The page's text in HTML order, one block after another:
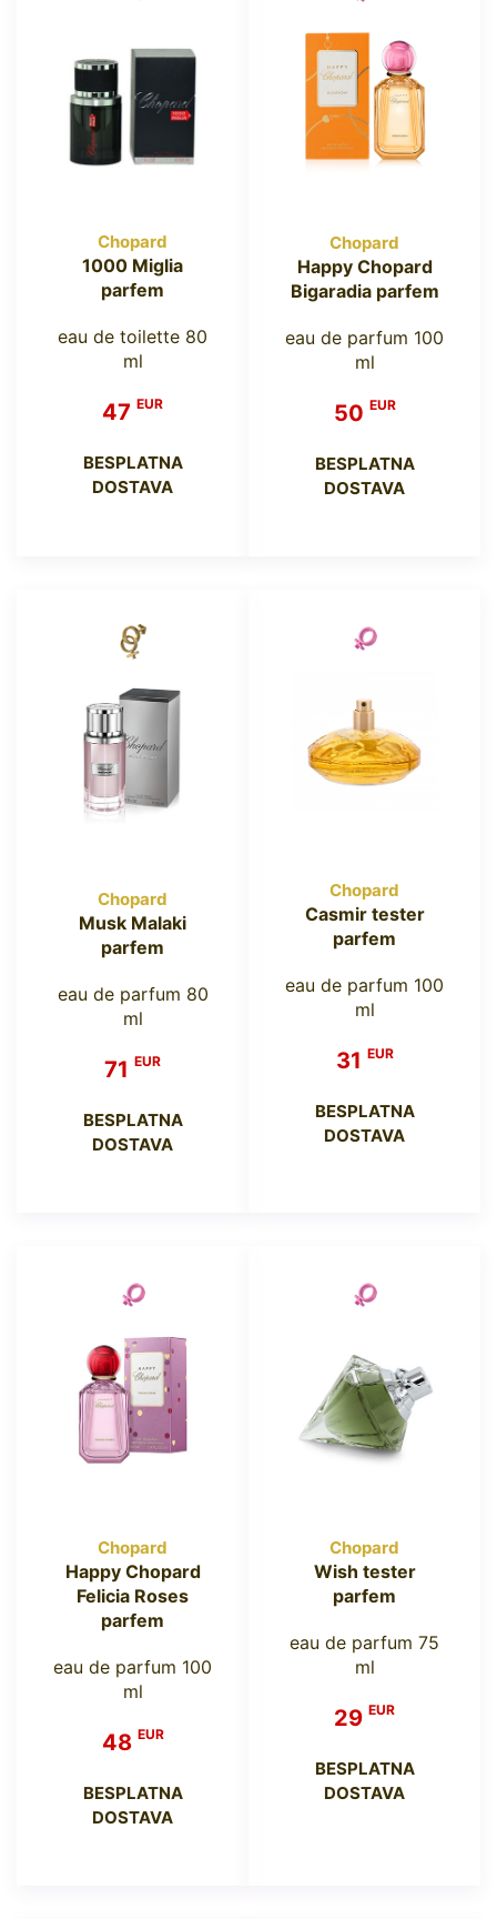
Chopard
1000 Miglia
parfem
eau de toilette 80
ml
47 EUR
BESPLATNA
DOSTAVA
Chopard
Happy Chopard
Bigaradia parfem
eau de parfum 100
ml
50 EUR
BESPLATNA
DOSTAVA
Chopard
Musk Malaki
parfem
eau de parfum 80
ml
71 EUR
BESPLATNA
DOSTAVA
Chopard
Casmir tester
parfem
eau de parfum 100
ml
31 EUR
BESPLATNA
DOSTAVA
Chopard
Happy Chopard
Felicia Roses
parfem
eau de parfum 100
ml
48 EUR
BESPLATNA
DOSTAVA
Chopard
Wish tester
parfem
eau de parfum 75
ml
29 EUR
BESPLATNA
DOSTAVA